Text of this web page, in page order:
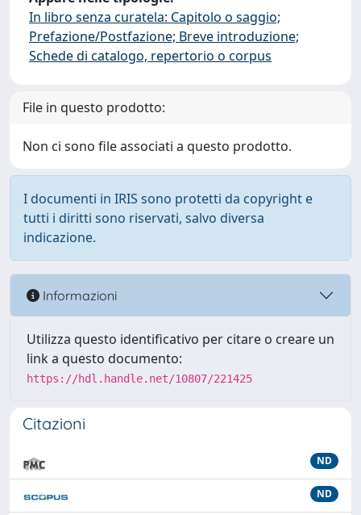
In libro senza curatela: Capitolo o saggio;
Prefazione/Postfazione; Breve introduzione;
Schede di catalogo, repertorio o corpus
File in questo prodotto:
Non ci sono file associati a questo prodotto.
I documenti in IRIS sono protetti da copyright e
tutti i diritti sono riservati, salvo diversa
indicazione.
Informazioni
Utilizza questo identificativo per citare o creare un
link a questo documento:
https://hdl.handle.net/10807/221425
Citazioni
ND
ND